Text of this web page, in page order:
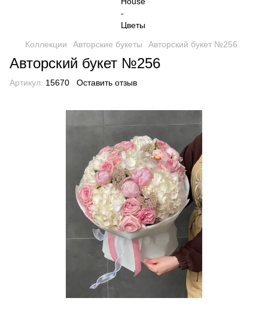
Коллекции Авторские букеты Авторский букет №256
Авторский букет №256
Артикул: 15670 Оставить отзыв